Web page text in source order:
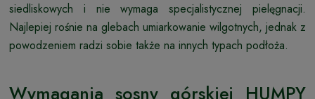
siedliskowych i nie wymaga specjalistycznej pielęgnacji.
Najlepiej rośnie na glebach umiarkowanie wilgotnych, jednak z
powodzeniem radzi sobie także na innych typach podłoża.
Wymagania sosny górskiej HUMPY